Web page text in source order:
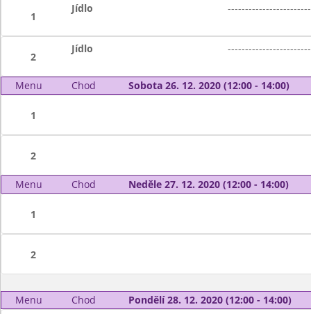
1
Jídlo
2
Jídlo
Menu Chod Sobota 26. 12. 2020 (12:00 - 14:00)
1
2
Menu Chod Neděle 27. 12. 2020 (12:00 - 14:00)
1
2
Menu Chod Pondělí 28. 12. 2020 (12:00 - 14:00)